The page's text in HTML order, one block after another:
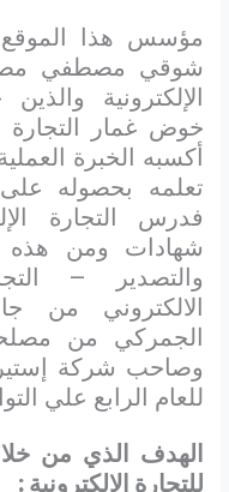
مؤسس هذا الموقع
شوقي مصطفي
الإلكترونية
خوض غمار التجارة
أكسبه الخبرة
تعلمه بحصوله
فدرس التجارة
شهادات ومن هذه
والتصدير –
الالكتروني من
الجمركي من
وصاحب شركة
للعام الرابع علي
الهدف الذي من
للتجارة الإلكترونية :